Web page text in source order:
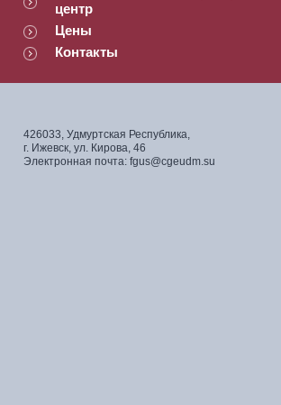
центр
Цены
Контакты
426033, Удмуртская Республика,
г. Ижевск, ул. Кирова, 46
Электронная почта: fgus@cgeudm.su